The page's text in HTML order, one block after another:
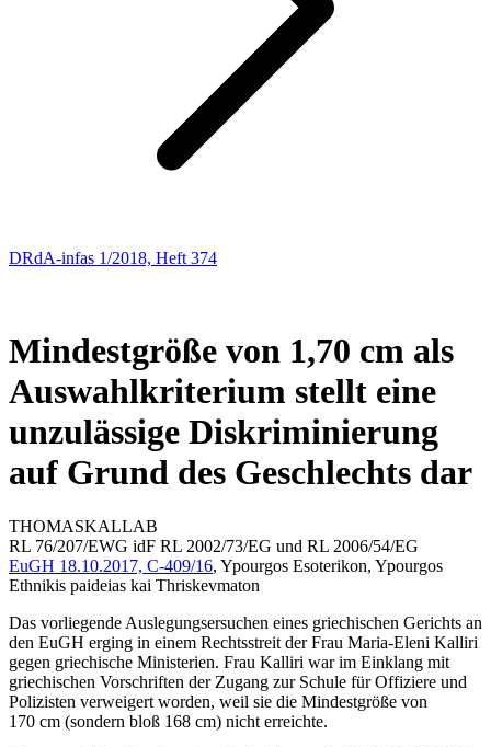
DRdA-infas 1/2018, Heft 374
Mindestgröße von 1,70 cm als
Auswahlkriterium stellt eine
unzulässige Diskriminierung
auf Grund des Geschlechts dar
THOMASKALLAB
RL 76/207/EWG idF RL 2002/73/EG und RL 2006/54/EG
EuGH 18.10.2017, C-409/16, Ypourgos Esoterikon, Ypourgos
Ethnikis paideias kai Thriskevmaton
Das vorliegende Auslegungsersuchen eines griechischen Gerichts an
den EuGH erging in einem Rechtsstreit der Frau Maria-Eleni Kalliri
gegen griechische Ministerien. Frau Kalliri war im Einklang mit
griechischen Vorschriften der Zugang zur Schule für Offiziere und
Polizisten verweigert worden, weil sie die Mindestgröße von
170 cm (sondern bloß 168 cm) nicht erreichte.